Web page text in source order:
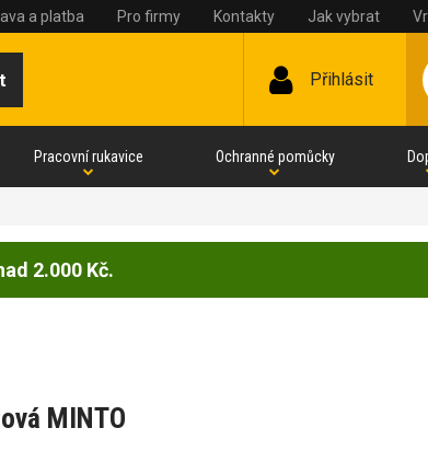
a platba Pro firmy Kontakty Jak vybrat
Přihlásit
Pracovní rukavice Ochranné pomůcky
2.000 Kč.
MINTO